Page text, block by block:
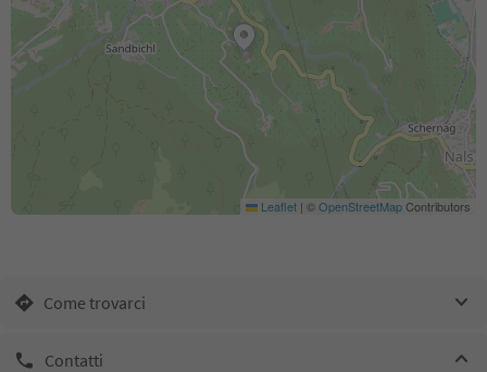
Leaflet | ©OpenStreetMapContributors
Come trovarci
Contatti